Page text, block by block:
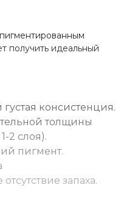
получить идеальный
консистенция.
толщины
2 слоя).
пигмент.
запаха.